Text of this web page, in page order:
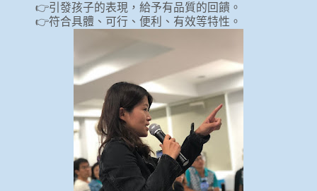
👉引發孩子的表現，給予有品質的回饋。
👉符合具體、可行、便利、有效等特性。